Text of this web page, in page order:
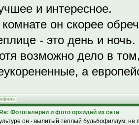
и интересное.
он скорее
- это день и ночь.
возможно дело в
а
Re: Фотогалереи и фото орхидей из сети
он - вылитый тёплый бульбофиллум, не